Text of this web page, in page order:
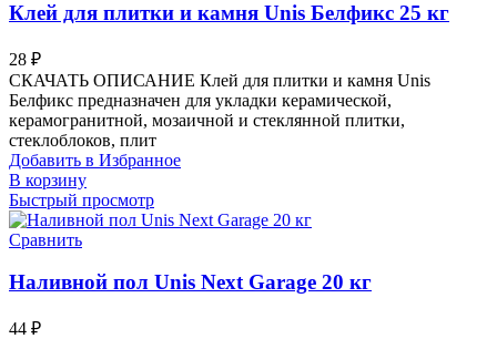
Клей для плитки и камня Unis Белфикс 25 кг
28 ₽
СКАЧАТЬ ОПИСАНИЕ Клей для плитки и камня Unis
Белфикс предназначен для укладки керамической,
керамогранитной, мозаичной и стеклянной плитки,
стеклоблоков, плит
Добавить в Избранное
В корзину
Быстрый просмотр
Сравнить
Наливной пол Unis Next Garage 20 кг
44 ₽